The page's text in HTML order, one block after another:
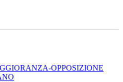
OPPOSIZIONE